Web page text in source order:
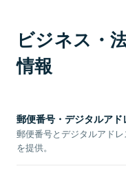
ビジネス・
情報
郵便番号・デジタルアド
郵便番号とデジタルアド
を提供。